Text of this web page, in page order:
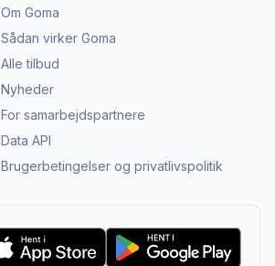
Om Goma
Sådan virker Goma
Alle tilbud
Nyheder
For samarbejdspartnere
Data API
Brugerbetingelser og privatlivspolitik